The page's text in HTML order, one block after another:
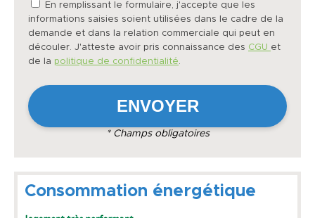
En remplissant le formulaire, j'accepte que les
informations saisies soient utilisées dans le cadre de la
demande et dans la relation commerciale qui peut en
découler. J'atteste avoir pris connaissance des CGU et
de la politique de confidentialité.
* Champs obligatoires
Consommation énergétique